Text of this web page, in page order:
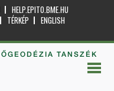
HELP.EPITO.BME.HU
TÉRKÉP
ENGLISH
TANSZÉK